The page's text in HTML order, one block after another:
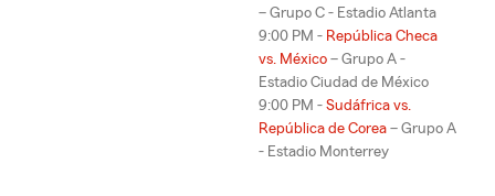
– Grupo C - Estadio Atlanta
9:00 PM - República Checa
vs. México – Grupo A -
Estadio Ciudad de México
9:00 PM - Sudáfrica vs.
República de Corea – Grupo A
- Estadio Monterrey